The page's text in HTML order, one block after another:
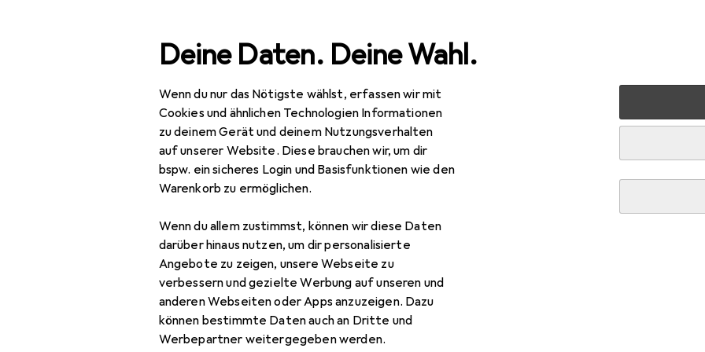
Deine Daten. Deine Wahl.
Wenn du nur das Nötigste wählst, erfassen wir mit
Cookies und ähnlichen Technologien Informationen
zu deinem Gerät und deinem Nutzungsverhalten
auf unserer Website. Diese brauchen wir, um dir
bspw. ein sicheres Login und Basisfunktionen wie den
Warenkorb zu ermöglichen.
Wenn du allem zustimmst, können wir diese Daten
darüber hinaus nutzen, um dir personalisierte
Angebote zu zeigen, unsere Webseite zu
verbessern und gezielte Werbung auf unseren und
anderen Webseiten oder Apps anzuzeigen. Dazu
können bestimmte Daten auch an Dritte und
Werbepartner weitergegeben werden.
Navigation nach Kategorien Gesamtsortiment Sport Outdoor